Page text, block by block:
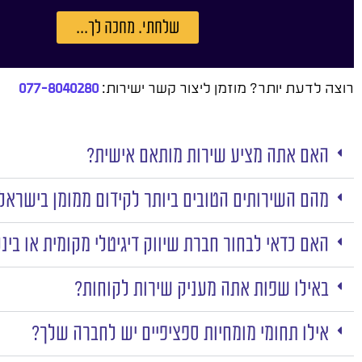
שלחתי. מחכה לך...
רוצה לדעת יותר? מוזמן ליצור קשר ישירות:077-8040280
האם אתה מציע שירות מותאם אישית?
מהם השירותים הטובים ביותר לקידום ממומן
האם כדאי לבחור חברת שיווק דיגיטלי מקומית או
באילו שפות אתה מעניק שירות לקוחות?
אילו תחומי מומחיות ספציפיים יש לחברה שלך?